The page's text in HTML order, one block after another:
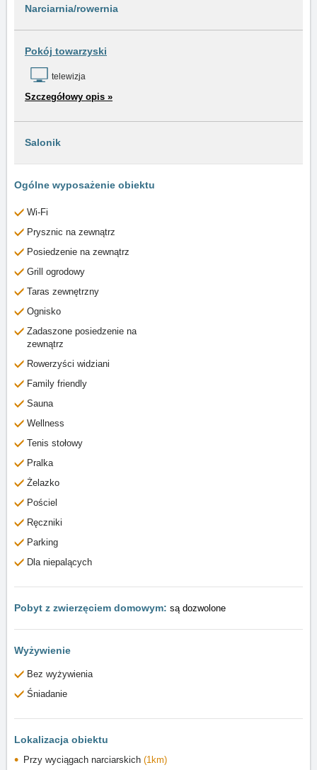
Narciarnia/rowernia
Pokój towarzyski
telewizja
Szczegółowy opis »
Salonik
Ogólne wyposażenie obiektu
Wi-Fi
Prysznic na zewnątrz
Posiedzenie na zewnątrz
Grill ogrodowy
Taras zewnętrzny
Ognisko
Zadaszone posiedzenie na
zewnątrz
Rowerzyści widziani
Family friendly
Sauna
Wellness
Tenis stołowy
Pralka
Żelazko
Pościel
Ręczniki
Parking
Dla niepalących
Pobyt z zwierzęciem domowym: są dozwolone
Wyżywienie
Bez wyżywienia
Śniadanie
Lokalizacja obiektu
Przy wyciągach narciarskich (1km)